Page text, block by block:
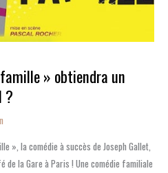
» obtiendra un
?
», la comédie à succès de Joseph Gallet,
de la Gare à Paris ! Une comédie familiale